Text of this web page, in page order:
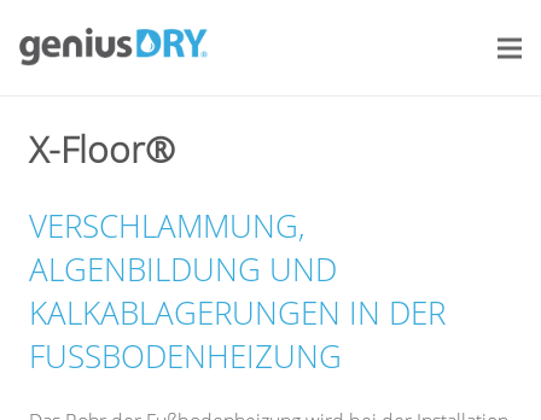
X-Floor®
VERSCHLAMMUNG,
ALGENBILDUNG UND
KALKABLAGERUNGEN IN DER
FUSSBODENHEIZUNG